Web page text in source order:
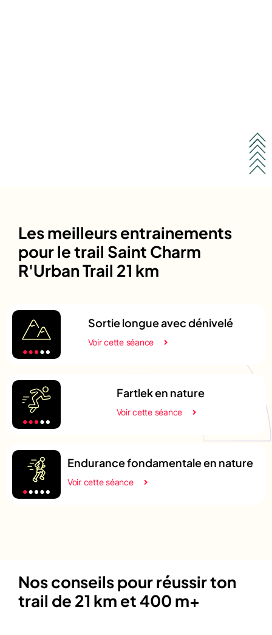
Les meilleurs entrainements
pour le trail Saint Charm
R'Urban Trail 21 km
Sortie longue avec dénivelé
Voir cette séance
Fartlek en nature
Voir cette séance
Endurance fondamentale en nature
Voir cette séance
Nos conseils pour réussir ton
trail de 21 km et 400 m+